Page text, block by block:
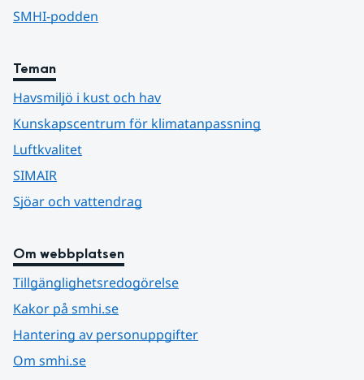
SMHI-podden
Teman
Havsmiljö i kust och hav
Kunskapscentrum för klimatanpassning
Luftkvalitet
SIMAIR
Sjöar och vattendrag
Om webbplatsen
Tillgänglighetsredogörelse
Kakor på smhi.se
Hantering av personuppgifter
Om smhi.se